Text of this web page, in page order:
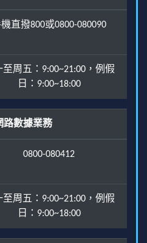
直撥800或0800-080090
至周五：9:00~21:00，例假
日：9:00~18:00
路數據業務
0800-080412
至周五：9:00~21:00，例假
日：9:00~18:00